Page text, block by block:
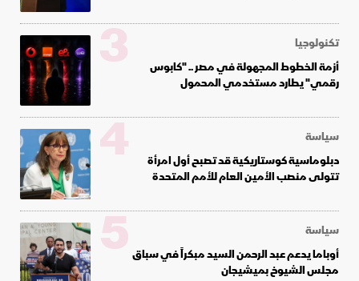
تكنولوجيا
أزمة الخطوط المجهولة في مصر .. "كابوس
رقمي" يطارد مستخدمي المحمول
3
سياسة
دبلوماسية كوستاريكية قد تصبح أول امرأة
تتولى منصب الأمين العام للأمم المتحدة
4
سياسة
أوباما يدعم عبد الرحمن السيد مبكراً في سباق
مجلس الشيوخ بميشيجان
5